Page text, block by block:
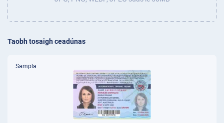
Taobh tosaigh ceadúnas
Sampla